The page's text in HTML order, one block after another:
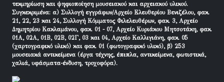
τεκμηρίωση και ψηφιοποίηση μουσειακού και αρχειακού υλικού.
Συγκεκριμένα: α) Συλλογή εγγράφων/Αρχείο Ελευθερίου Βενιζέλου, φακ.
21, 22, 23 και 24, Συλλογή Κόμματος Φιλελευθέρων, φακ. 3, Αρχείο
Δημητρίου Κακλαμάνου, φακ. 01 - 07, Αρχείο Κυριάκου Μητσοτάκη, φακ.
01Α, 02Α, 01Β, 02Β, 02Γ, 03 και 04, Αρχείο Καλλιγιάνη, φακ. 05
(χαρτογραφικό υλικό) και φακ. 01 (φωτογραφικό υλικό), β) 253
μουσειακά αντικείμενα (έργα τέχνης, έπιπλα, αντικείμενα, φωτιστικά,
χαλιά, υφάσματα-ένδυση, τροχοφόρα).